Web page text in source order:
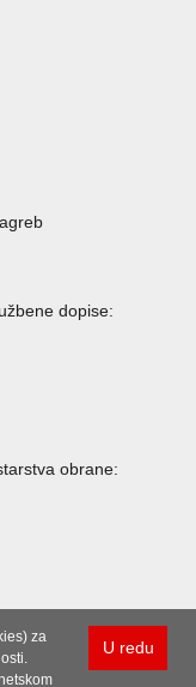
dopise:
obrane:
U redu
za